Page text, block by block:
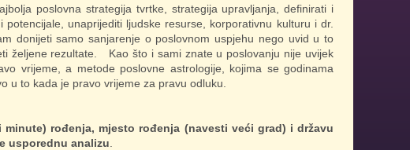
poslovna strategija tvrtke, strategija upravljanja, definirati i
unaprijediti ljudske resurse, korporativnu kulturu i dr.
donijeti samo sanjarenje o poslovnom uspjehu nego uvid u to
željene rezultate. Kao što i sami znate u poslovanju nije uvijek
vrijeme, a metode poslovne astrologije, kojima se godinama
u to kada je pravo vrijeme za pravu odluku.
rođenja, mjesto rođenja (navesti veći grad) i državu
usporednu analizu